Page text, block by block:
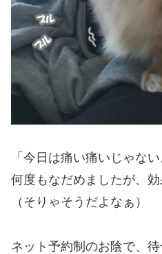
「今日は痛い痛いじゃな
何度もなだめましたが、効
（そりゃそうだよなぁ）
ネット予約制のお陰で、